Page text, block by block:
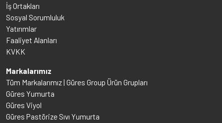
İş Ortakları
Sosyal Sorumluluk
Yatırımlar
Faaliyet Alanları
KVKK
Markalarımız
Tüm Markalarımız | Güres Group Ürün Grupları
Güres Yumurta
Güres Viyol
Güres Pastörize Sıvı Yumurta